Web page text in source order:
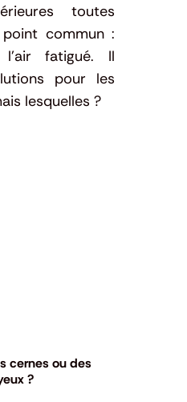
toutes
commun :
fatigué. Il
pour les
lesquelles ?
cernes ou des
?